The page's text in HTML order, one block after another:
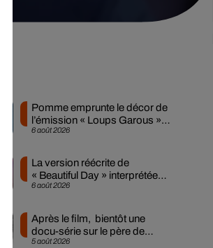
6 août 2026
Pomme emprunte le décor de
l’émission « Loups Garous »
pour son...
6 août 2026
La version réécrite de
« Beautiful Day » interprétée
lors des...
5 août 2026
Après le film, bientôt une
docu-série sur le père de
Michael Jackson